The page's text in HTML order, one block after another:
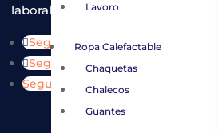
Lavoro
Ropa Calefactable
Chaquetas
Chalecos
Guantes
laboral.
Seguir
Seguir
Seguir